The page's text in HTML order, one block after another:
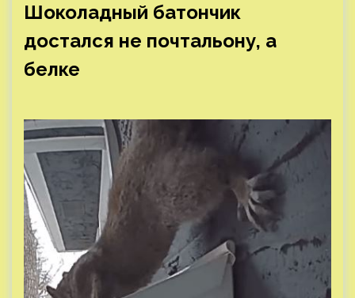
Шоколадный батончик
достался не почтальону, а
белке